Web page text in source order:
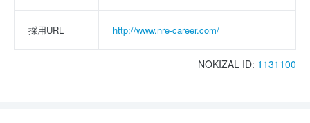
採用URL http://www.nre-career.com/
NOKIZAL ID: 1131100